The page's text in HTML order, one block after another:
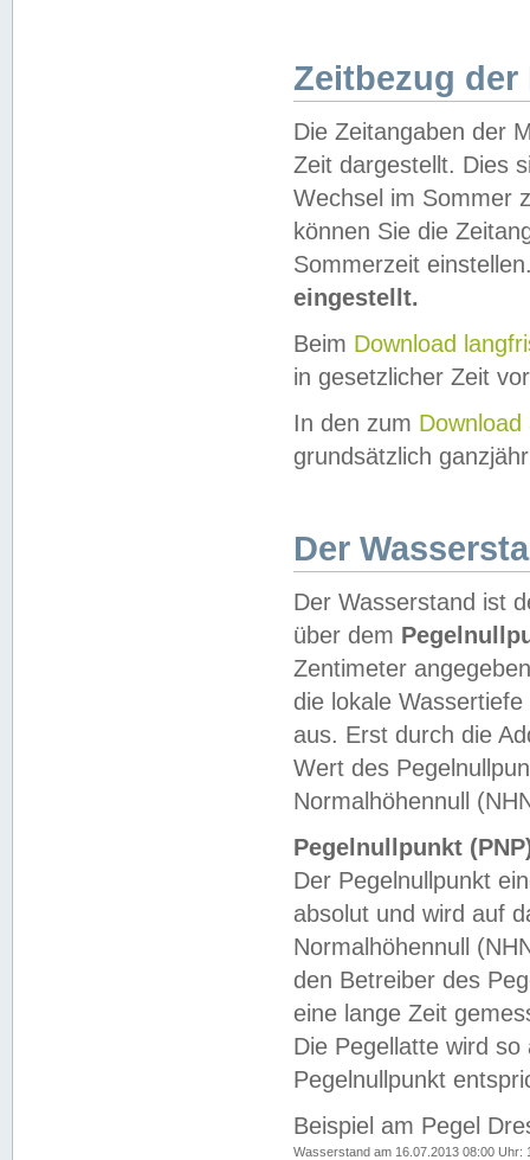
Zeitbezug der
Die Zeitangaben der
Zeit dargestellt. Dies
Wechsel im Sommer
können Sie die
Sommerzeit
eingestellt.
Beim Download
in gesetzlicher Zeit
In den zum Download
grundsätzlich
Der
Der Wasserstand ist
über dem
Zentimeter
die lokale
aus. Erst durch die
Wert des
Normalhöhennull
Pegelnullpunkt
Der Pegelnullpunkt
absolut und wird auf
Normalhöhennull
den Betreiber des
eine lange Zeit
Die Pegellatte wird
Pegelnullpunkt
Beispiel am Pegel
Wasserstand am 16.07.2013 08:00 Uhr: